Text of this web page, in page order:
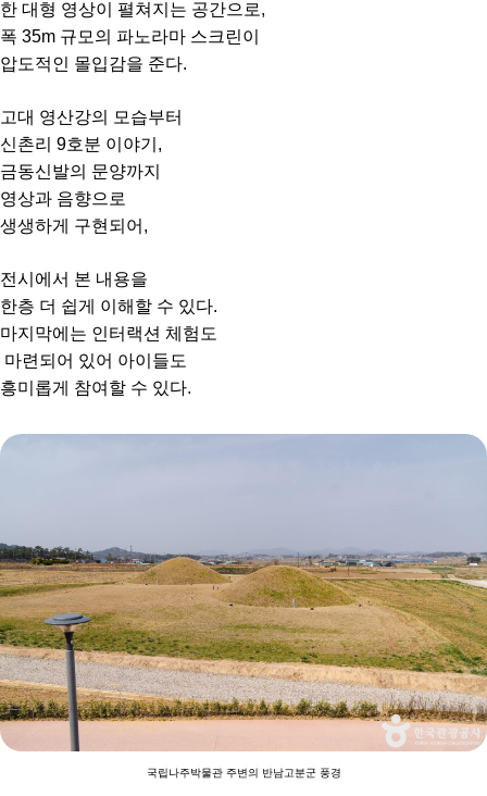
한 대형 영상이 펼쳐지는 공간으로,
폭 35m 규모의 파노라마 스크린이
압도적인 몰입감을 준다.
고대 영산강의 모습부터
신촌리 9호분 이야기,
금동신발의 문양까지
영상과 음향으로
생생하게 구현되어,
전시에서 본 내용을
한층 더 쉽게 이해할 수 있다.
마지막에는 인터랙션 체험도
마련되어 있어 아이들도
흥미롭게 참여할 수 있다.
국립나주박물관 주변의 반남고분군 풍경